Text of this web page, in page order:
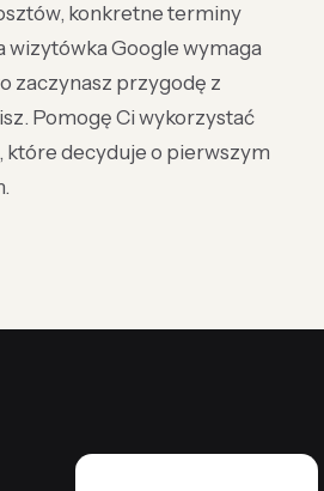
konkretne terminy
wizytówka Google wymaga
zaczynasz przygodę z
Pomogę Ci wykorzystać
które decyduje o pierwszym